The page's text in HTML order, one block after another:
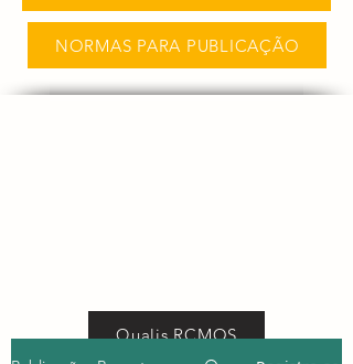
NORMAS PARA PUBLICAÇÃO
Qualis RCMOS